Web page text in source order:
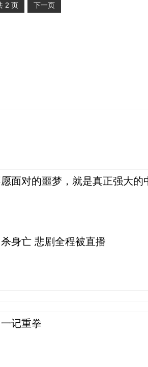
2 页 下一页
面对的噩梦，就是真正强大的
身亡 悲剧全程被直播
记重拳